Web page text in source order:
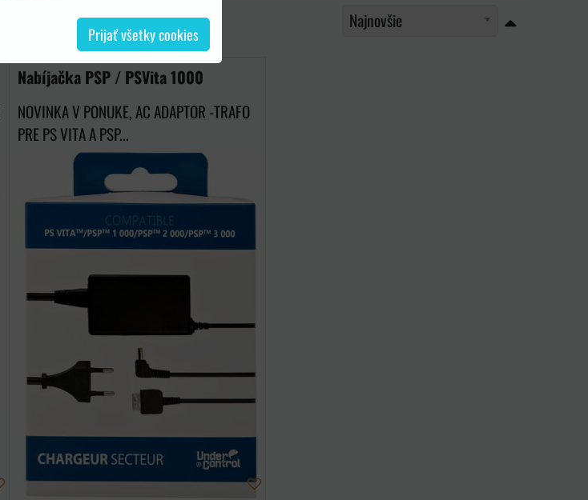
Najnovšie
Nabíjačka PSP / PSVita 1000
NOVINKA V PONUKE, AC ADAPTOR -TRAFO
PRE PS VITA A PSP...
Prijať všetky cookies